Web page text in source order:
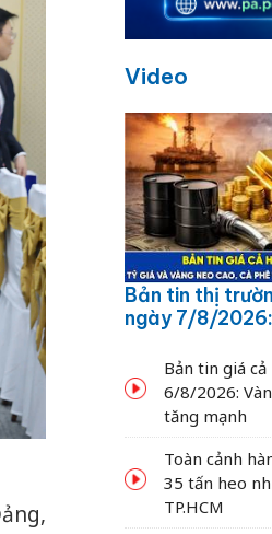
Video
Bản tin thị
ngày 7/8/
dầu thế giới
Bản tin giá
6/8/2026:
tăng mạnh
Toàn cảnh
35 tấn heo
TP.HCM